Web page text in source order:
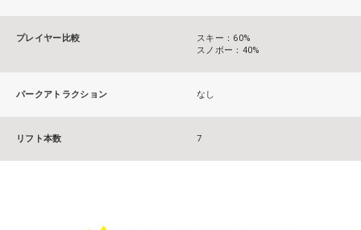
プレイヤー比較
スキー：60%
スノボー：40%
パークアトラクション なし
リフト本数 7